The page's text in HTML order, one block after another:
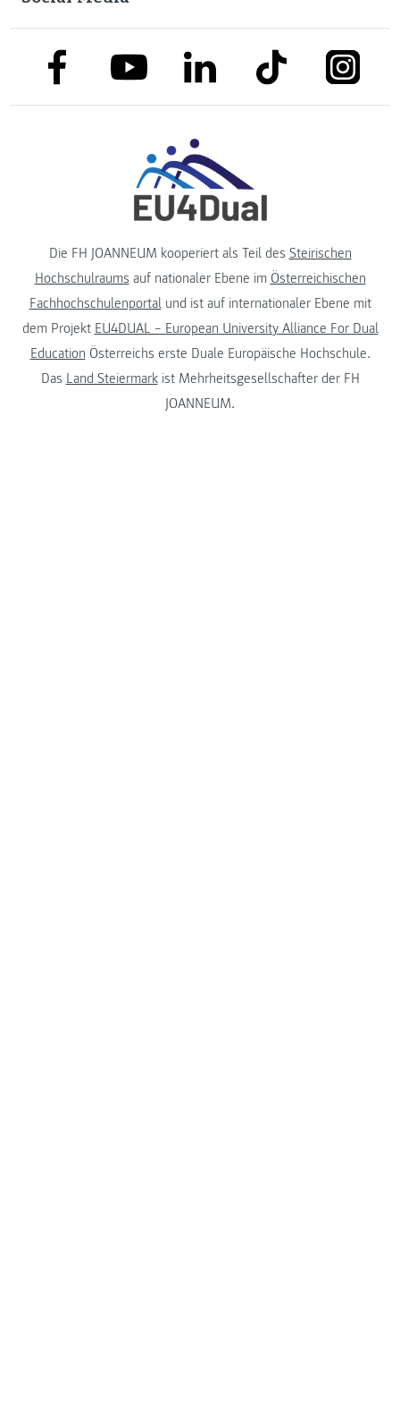
link to facebooklink to youtubelink to linkedinlink to tiktok link to
Die FH JOANNEUM kooperiert als Teil des Steirischen
Hochschulraums auf nationaler Ebene im Österreichischen
Fachhochschulenportalund ist auf internationaler Ebene mit
dem Projekt EU4DUAL – European University Alliance For Dual
Education Österreichs erste Duale Europäische Hochschule.
Das Land Steiermarkist Mehrheitsgesellschafter der FH
JOANNEUM.